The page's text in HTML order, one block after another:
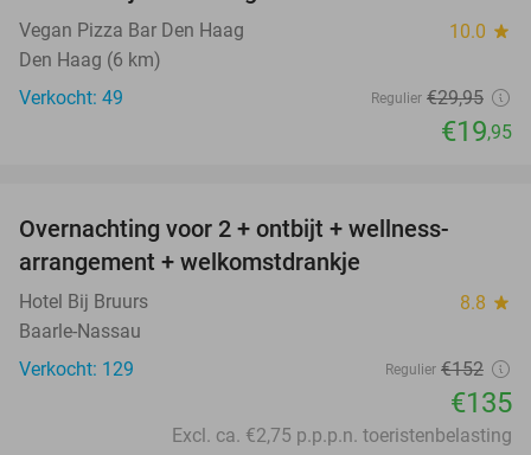
Vegan Pizza Bar Den Haag 10.0 star
Den Haag (6 km)
Verkocht: 49
Regulier €29,95
€19,95
Overnachting voor 2 + ontbijt + wellness-
arrangement + welkomstdrankje
Hotel Bij Bruurs 8.8 star
Baarle-Nassau
Verkocht: 129
Regulier €152
€135
Excl. ca. €2,75 p.p.p.n. toeristenbelasting